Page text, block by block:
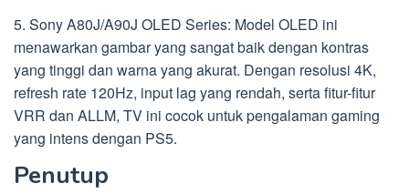
5. Sony A80J/A90J OLED Series: Model OLED ini
menawarkan gambar yang sangat baik dengan kontras
yang tinggi dan warna yang akurat. Dengan resolusi 4K,
refresh rate 120Hz, input lag yang rendah, serta fitur-fitur
VRR dan ALLM, TV ini cocok untuk pengalaman gaming
yang intens dengan PS5.
Penutup